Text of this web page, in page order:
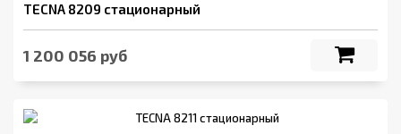
TECNA 8209 стационарный
1 200 056 руб